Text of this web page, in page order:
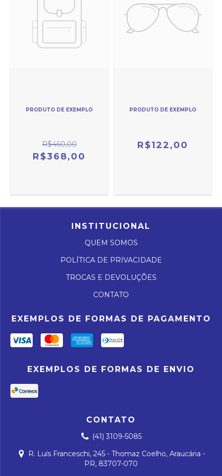
PRODUTO DE EXEMPLO
R$460,00
R$368,00
PRODUTO DE EXEMPLO
R$122,00
INSTITUCIONAL
QUEM SOMOS
POLÍTICA DE PRIVACIDADE
TROCAS E DEVOLUÇÕES
CONTATO
EXEMPLOS DE FORMAS DE PAGAMENTO
EXEMPLOS DE FORMAS DE ENVIO
CONTATO
(41) 3109-5085
R. Luís Franceschi, 245 - Thomaz Coelho, Araucária -
PR, 83707-070